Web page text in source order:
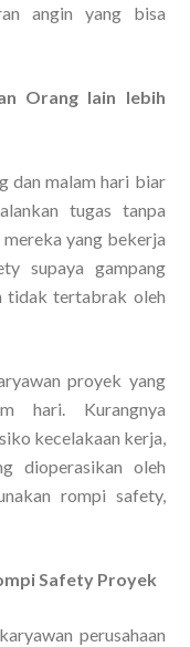
angin yang bisa
Orang lain lebih
dan malam hari biar
tugas tanpa
yang bekerja
supaya gampang
tidak tertabrak oleh
proyek yang
hari. Kurangnya
kecelakaan kerja,
dioperasikan oleh
rompi safety,
Safety Proyek
perusahaan